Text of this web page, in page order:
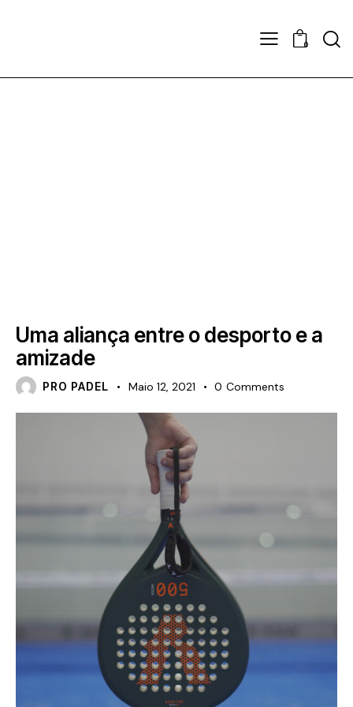
0
Uma aliança entre o desporto e a
amizade
PRO PADEL Maio 12, 2021 0 Comments